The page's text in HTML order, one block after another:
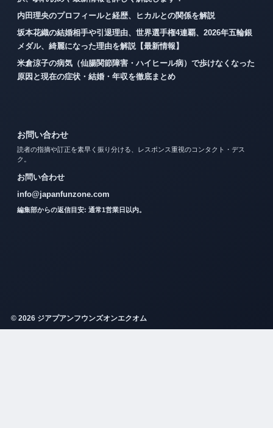
内田理央のプロフィールと経歴、ヒカルとの関係を解説
坂本花織の結婚相手や引退理由、世界選手権4連覇、2026年五輪銀
メダル、綺麗になった理由を解説【最新情報】
米倉涼子の病気（仙腸関節障害・ハイヒール病）で歩けなくなった
原因と現在の症状・結婚・年収を徹底まとめ
お問い合わせ
読者の指摘や訂正を素早く振り分ける、レスポンス重視のコンタクト・デス
ク。
お問い合わせ
info@japanfunzone.com
編集部からの返信目安: 通常1営業日以内。
© 2026 ジアプアンフウンズオンエクオム